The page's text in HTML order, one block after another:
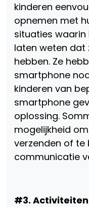
kinderen
opnemen met
situaties waarin
laten weten dat
hebben. Ze
smartphone
kinderen van
smartphone
oplossing.
mogelijkheid
verzenden of te
communicatie
#3.